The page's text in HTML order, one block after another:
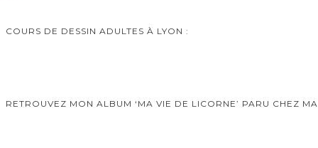
COURS DE DESSIN ADULTES À LYON :
RETROUVEZ MON ALBUM ‘MA VIE DE LICORNE’ PARU CHEZ